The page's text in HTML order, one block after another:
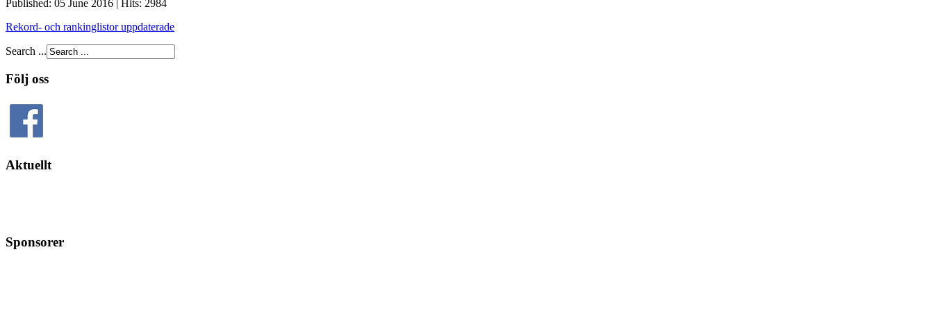
Published: 05 June 2016 | Hits: 2984
Rekord- och rankinglistor uppdaterade
Search ...
Följ oss
Aktuellt
Sponsorer